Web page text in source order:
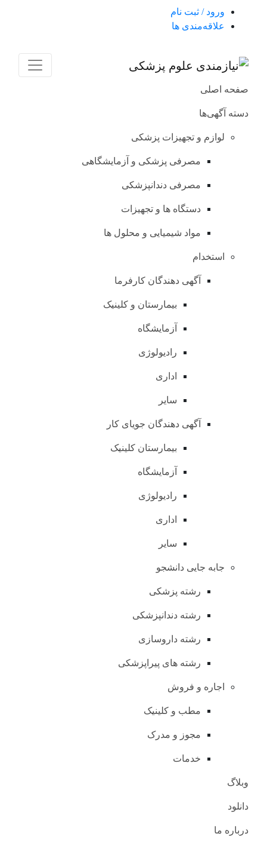
ورود / ثبت نام
علاقه‌مندی ها
صفحه اصلی
دسته آگهی‌ها
لوازم و تجهیزات پزشکی
مصرفی پزشکی و آزمایشگاهی
مصرفی دندانپزشکی
دستگاه ها و تجهیزات
مواد شیمیایی و محلول ها
استخدام
آگهی دهندگان کارفرما
بیمارستان و کلینیک
آزمایشگاه
رادیولوژی
اداری
سایر
آگهی دهندگان جویای کار
بیمارستان کلینیک
آزمایشگاه
رادیولوژی
اداری
سایر
جابه جایی دانشجو
رشته پزشکی
رشته دندانپزشکی
رشته داروسازی
رشته های پیراپزشکی
اجاره و فروش
مطب و کلینیک
مجوز و مدرک
خدمات
وبلاگ
دانلود
درباره ما